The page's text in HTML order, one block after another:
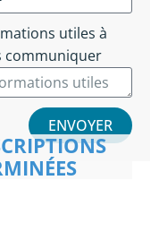
utiles à
communiquer
ENVOYER